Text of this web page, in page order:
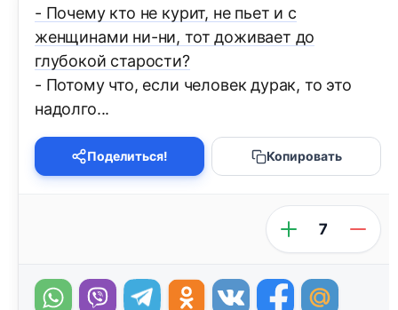
- Почему кто не курит, не пьет и с
женщинами ни-ни, тот доживает до
глубокой старости?
- Потому что, если человек дурак, то это
надолго...
Поделиться! Копировать
7